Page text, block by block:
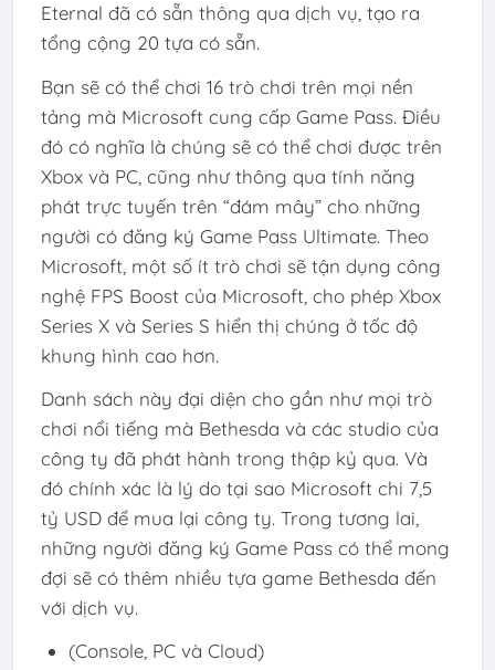
Eternal đã có sẵn thông qua dịch vụ, tạo ra
tổng cộng 20 tựa có sẵn.
Bạn sẽ có thể chơi 16 trò chơi trên mọi nền
tảng mà Microsoft cung cấp Game Pass. Điều
đó có nghĩa là chúng sẽ có thể chơi được trên
Xbox và PC, cũng như thông qua tính năng
phát trực tuyến trên “đám mây” cho những
người có đăng ký Game Pass Ultimate. Theo
Microsoft, một số ít trò chơi sẽ tận dụng công
nghệ FPS Boost của Microsoft, cho phép Xbox
Series X và Series S hiển thị chúng ở tốc độ
khung hình cao hơn.
Danh sách này đại diện cho gần như mọi trò
chơi nổi tiếng mà Bethesda và các studio của
công ty đã phát hành trong thập kỷ qua. Và
đó chính xác là lý do tại sao Microsoft chi 7,5
tỷ USD để mua lại công ty. Trong tương lai,
những người đăng ký Game Pass có thể mong
đợi sẽ có thêm nhiều tựa game Bethesda đến
với dịch vụ.
(Console, PC và Cloud)